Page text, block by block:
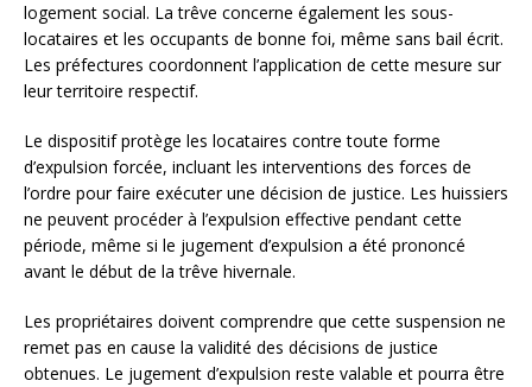
logement social. La trêve concerne également les sous-
locataires et les occupants de bonne foi, même sans bail écrit.
Les préfectures coordonnent l’application de cette mesure sur
leur territoire respectif.
Le dispositif protège les locataires contre toute forme
d’expulsion forcée, incluant les interventions des forces de
l’ordre pour faire exécuter une décision de justice. Les huissiers
ne peuvent procéder à l’expulsion effective pendant cette
période, même si le jugement d’expulsion a été prononcé
avant le début de la trêve hivernale.
Les propriétaires doivent comprendre que cette suspension ne
remet pas en cause la validité des décisions de justice
obtenues. Le jugement d’expulsion reste valable et pourra être